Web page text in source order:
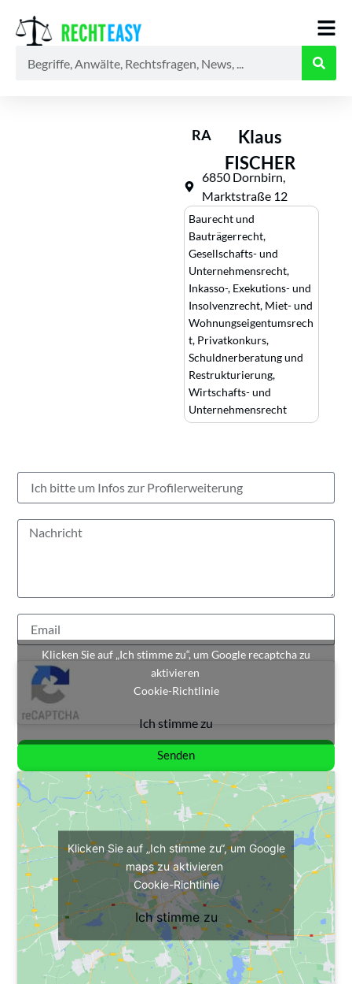
RA
Klaus
FISCHER
6850 Dornbirn,
Marktstraße 12
Baurecht und
Bauträgerrecht,
Gesellschafts- und
Unternehmensrecht,
Inkasso-, Exekutions- und
Insolvenzrecht, Miet- und
Wohnungseigentumsrech
t, Privatkonkurs,
Schuldnerberatung und
Restrukturierung,
Wirtschafts- und
Unternehmensrecht
Klicken Sie auf „Ich stimme zu“, um Google recaptcha zu
aktivieren
Cookie-Richtlinie
Ich stimme zu
Senden
Klicken Sie auf „Ich stimme zu“, um Google
maps zu aktivieren
Cookie-Richtlinie
Ich stimme zu